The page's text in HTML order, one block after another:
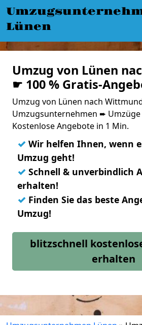
Lünen
Umzug von Lünen
☛ 100 % Gratis-
Umzug von Lünen nach
Umzugsunternehmen ➨ Umzüge
Kostenlose Angebote in 1 Min.
✓ Wir helfen Ihnen, wenn
Umzug geht!
✓ Schnell & unverbindlich
erhalten!
✓ Finden Sie das beste
Umzug!
blitzschnell
erhalten